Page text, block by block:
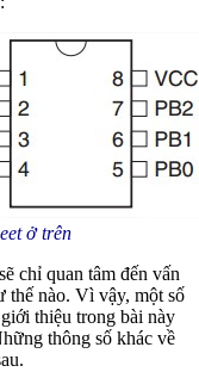
ở trên
chỉ quan tâm đến vấn
thế nào. Vì vậy, một số
thiệu trong bài này
thông số khác về